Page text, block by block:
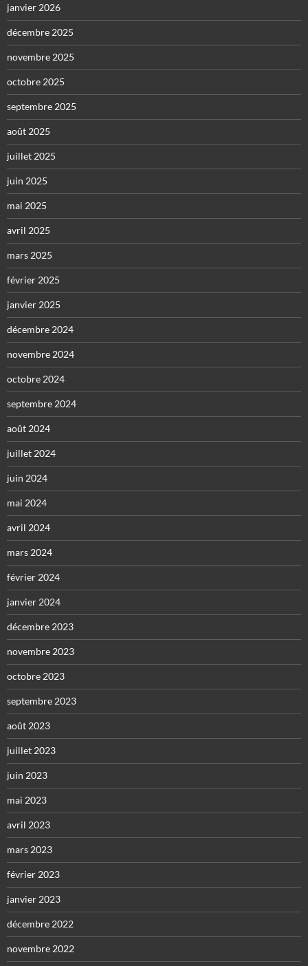
janvier 2026
décembre 2025
novembre 2025
octobre 2025
septembre 2025
août 2025
juillet 2025
juin 2025
mai 2025
avril 2025
mars 2025
février 2025
janvier 2025
décembre 2024
novembre 2024
octobre 2024
septembre 2024
août 2024
juillet 2024
juin 2024
mai 2024
avril 2024
mars 2024
février 2024
janvier 2024
décembre 2023
novembre 2023
octobre 2023
septembre 2023
août 2023
juillet 2023
juin 2023
mai 2023
avril 2023
mars 2023
février 2023
janvier 2023
décembre 2022
novembre 2022